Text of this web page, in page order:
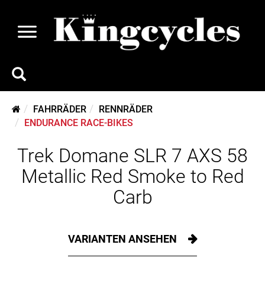
FAHRRÄDER
RENNRÄDER
ENDURANCE RACE-BIKES
Trek Domane SLR 7 AXS 58
Metallic Red Smoke to Red
Carb
VARIANTEN ANSEHEN